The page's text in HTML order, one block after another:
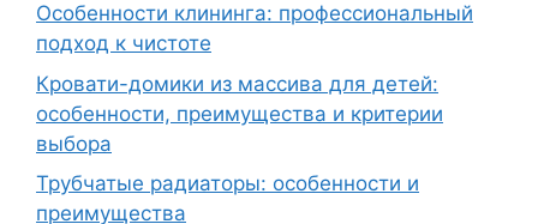
Особенности клининга: профессиональный
подход к чистоте
Кровати-домики из массива для детей:
особенности, преимущества и критерии
выбора
Трубчатые радиаторы: особенности и
преимущества